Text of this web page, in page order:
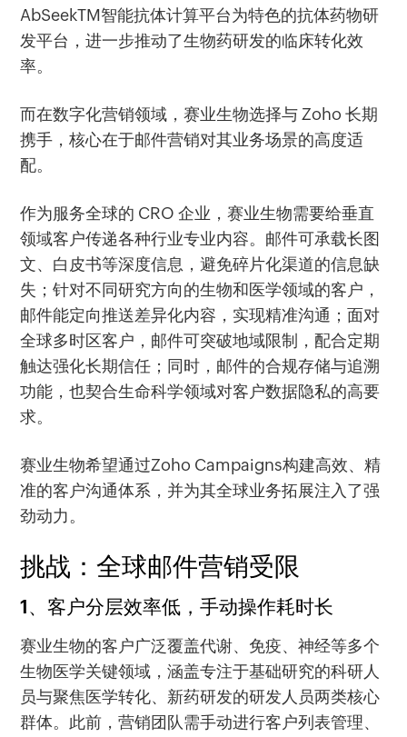
AbSeekTM智能抗体计算平台为特色的抗体药物研
发平台，进一步推动了生物药研发的临床转化效
率。
而在数字化营销领域，赛业生物选择与 Zoho 长期
携手，核心在于邮件营销对其业务场景的高度适
配。
作为服务全球的 CRO 企业，赛业生物需要给垂直
领域客户传递各种行业专业内容。邮件可承载长图
文、白皮书等深度信息，避免碎片化渠道的信息缺
失；针对不同研究方向的生物和医学领域的客户，
邮件能定向推送差异化内容，实现精准沟通；面对
全球多时区客户，邮件可突破地域限制，配合定期
触达强化长期信任；同时，邮件的合规存储与追溯
功能，也契合生命科学领域对客户数据隐私的高要
求。
赛业生物希望通过Zoho Campaigns构建高效、精
准的客户沟通体系，并为其全球业务拓展注入了强
劲动力。
挑战：全球邮件营销受限
1、客户分层效率低，手动操作耗时长
赛业生物的客户广泛覆盖代谢、免疫、神经等多个
生物医学关键领域，涵盖专注于基础研究的科研人
员与聚焦医学转化、新药研发的研发人员两类核心
群体。此前，营销团队需手动进行客户列表管理、